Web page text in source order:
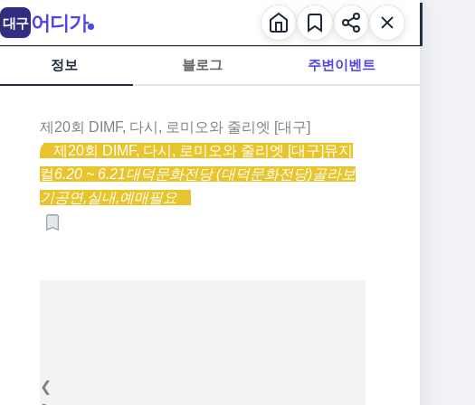
정보 블로그 주변이벤트
제20회 DIMF, 다시, 로미오와 줄리엣 [대구]
제20회 DIMF, 다시, 로미오와 줄리엣 [대구]뮤지
컬6.20 ~ 6.21대덕문화전당 (대덕문화전당)골라보
기공연,실내,예매필요
❮
대구 어디가